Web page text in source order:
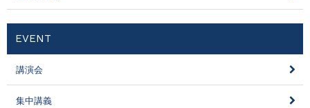
EVENT
講演会
集中講義